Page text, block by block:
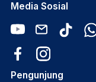
Media Sosial
Pengunjung